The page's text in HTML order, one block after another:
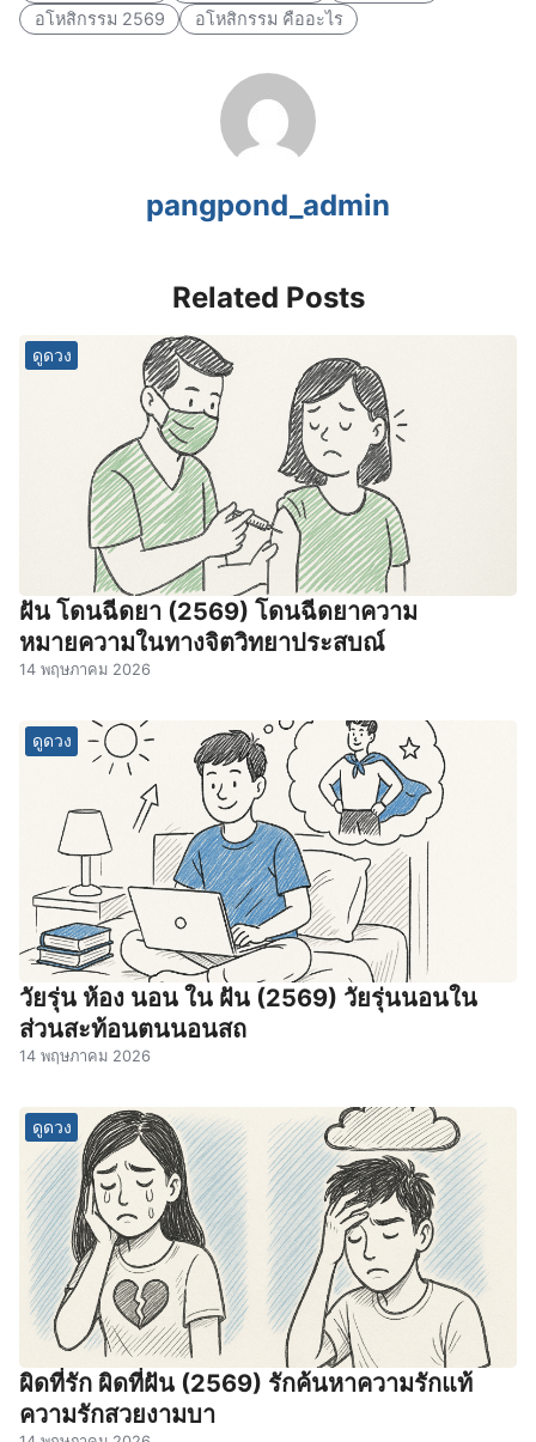
อโหสิกรรม 2569
อโหสิกรรม คืออะไร
pangpond_admin
Related Posts
ดูดวง
ฝัน โดนฉีดยา (2569) โดนฉีดยาความ
หมายความในทางจิตวิทยาประสบณ์
14 พฤษภาคม 2026
ดูดวง
วัยรุ่น ห้อง นอน ใน ฝัน (2569) วัยรุ่นนอนใน
ส่วนสะท้อนตนนอนสถ
14 พฤษภาคม 2026
ดูดวง
ผิดที่รัก ผิดที่ฝัน (2569) รักค้นหาความรักแท้
ความรักสวยงามบา